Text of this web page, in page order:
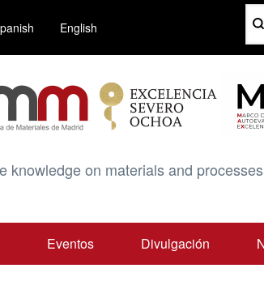
English
on materials and
Eventos Divulgación